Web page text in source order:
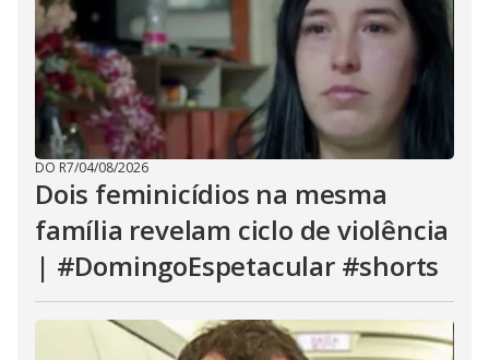
DO R7/04/08/2026
Dois feminicídios na mesma
família revelam ciclo de violência
| #DomingoEspetacular #shorts